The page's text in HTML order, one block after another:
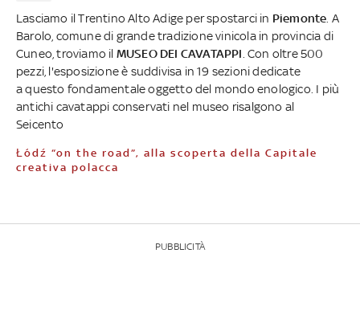
Lasciamo il Trentino Alto Adige per spostarci in Piemonte . A
Barolo, comune di grande tradizione vinicola in provincia di
Cuneo, troviamo il MUSEO DEI CAVATAPPI . Con oltre 500
pezzi, l'esposizione è suddivisa in 19 sezioni dedicate
a questo fondamentale oggetto del mondo enologico. I più
antichi cavatappi conservati nel museo risalgono al
Seicento
Łódź “on the road”, alla scoperta della Capitale
creativa polacca
PUBBLICITÀ